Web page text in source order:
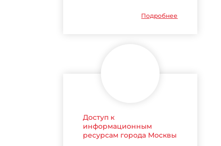
Подробнее
Доступ к
информационным
ресурсам города Москвы